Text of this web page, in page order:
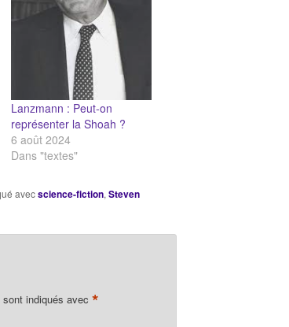
Lanzmann : Peut-on
représenter la Shoah ?
6 août 2024
Dans "textes"
avecscience-fiction, Steven
indiqués avec *